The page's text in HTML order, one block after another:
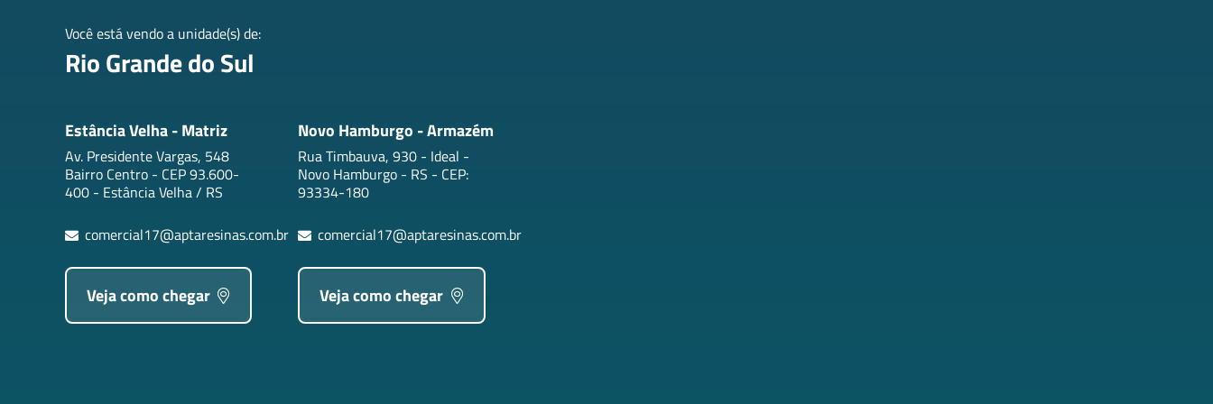
Você está vendo a unidade(s) de:
Rio Grande do Sul
Estância Velha - Matriz
Av. Presidente Vargas, 548
Bairro Centro - CEP 93.600-
400 - Estância Velha / RS
comercial17@aptaresinas.com.br
Veja como chegar
Novo Hamburgo - Armazém
Rua Timbauva, 930 - Ideal -
Novo Hamburgo - RS - CEP:
93334-180
comercial17@aptaresinas.com.br
Veja como chegar